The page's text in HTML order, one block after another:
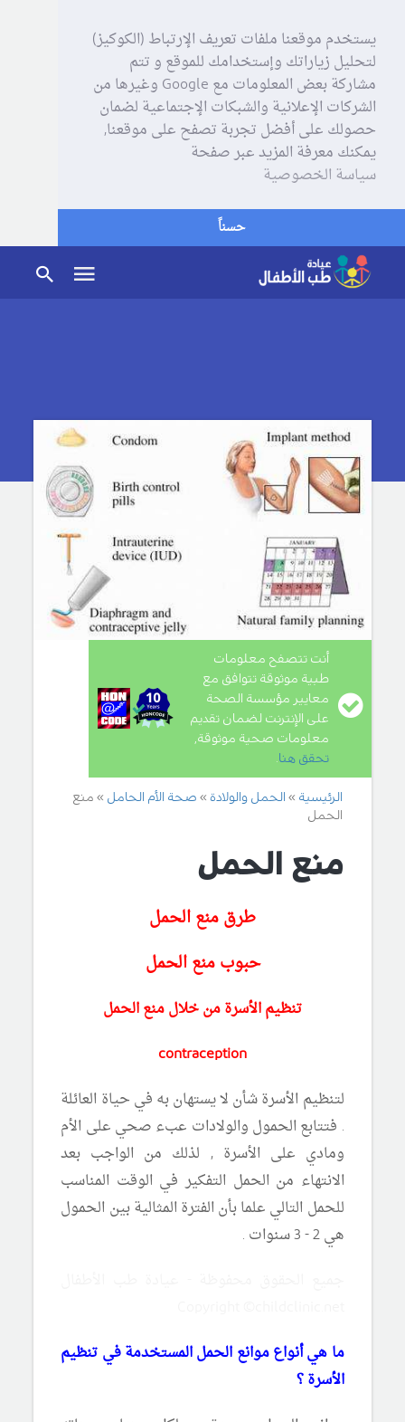
يستخدم موقعنا ملفات تعريف الإرتباط (الكوكيز)
لتحليل زياراتك وإستخدامك للموقع و تتم
مشاركة بعض المعلومات مع Google وغيرها من
الشركات الإعلانية والشبكات الإجتماعية لضمان
حصولك على أفضل تجربة تصفح على موقعنا,
يمكنك معرفة المزيد عبر صفحة
سياسة الخصوصية
حسناً
أنت تتصفح معلومات
طبية موثوقة تتوافق مع
معايير مؤسسة الصحة
على الإنترنت لضمان تقديم
معلومات صحية موثوقة,
تحقق هنا
الرئيسية الحمل والولادة صحة الأم الحامل
منع
الحمل
منع الحمل
طرق منع الحمل
حبوب منع الحمل
تنظيم الأسرة من خلال منع الحمل
contraception
لتنظيم الأسرة شأن لا يستهان به في حياة العائلة
. فتتابع الحمول والولادات عبء صحي على الأم
ومادي على الأسرة , لذلك من الواجب بعد
الانتهاء من الحمل التفكير في الوقت المناسب
للحمل التالي علما بأن الفترة المثالية بين الحمول
هي 2 - 3 سنوات .
ما هي أنواع موانع الحمل المستخدمة في تنظيم
الأسرة ؟